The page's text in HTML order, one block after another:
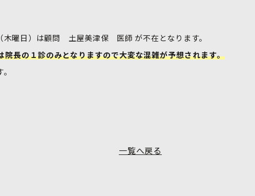
木曜日）は顧問 土屋美津保 医師 が不在となります。
長の１診のみとなりますので大変な混雑が予想されます。
一覧へ戻る